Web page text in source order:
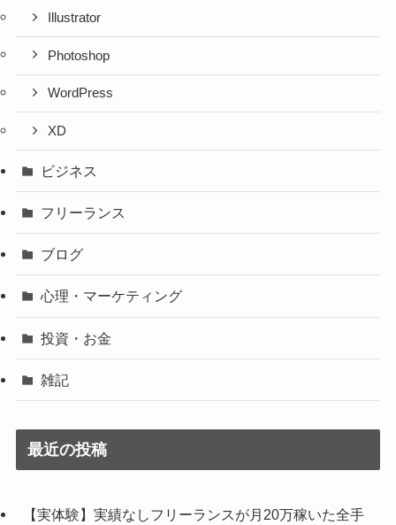
Illustrator
Photoshop
WordPress
XD
ビジネス
フリーランス
ブログ
心理・マーケティング
投資・お金
雑記
最近の投稿
【実体験】実績なしフリーランスが月20万稼いた全手